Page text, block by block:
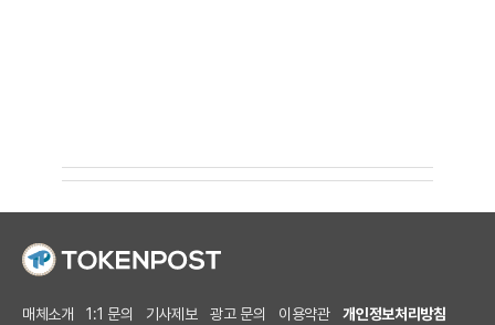
매체소개 1:1 문의 기사제보 광고 문의 이용약관
개인정보처리방침